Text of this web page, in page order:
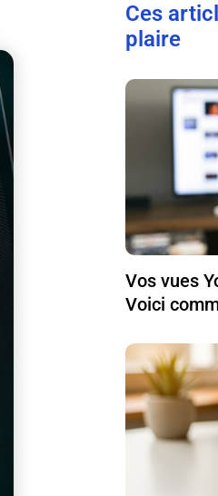
Ces
plaire
Vos vues
Voici